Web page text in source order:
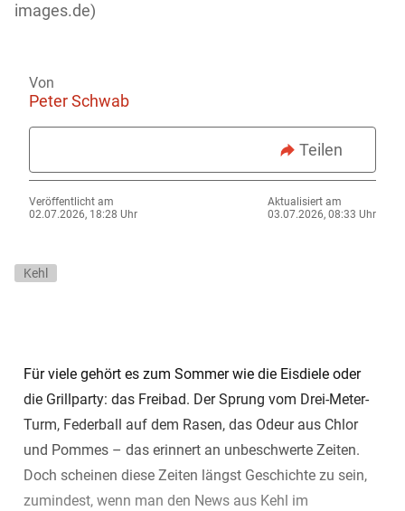
images.de)
Von
Peter Schwab
Teilen
Veröffentlicht am
02.07.2026, 18:28 Uhr
Aktualisiert am
03.07.2026, 08:33 Uhr
Kehl
Für viele gehört es zum Sommer wie die Eisdiele oder
die Grillparty: das Freibad. Der Sprung vom Drei-Meter-
Turm, Federball auf dem Rasen, das Odeur aus Chlor
und Pommes – das erinnert an unbeschwerte Zeiten.
Doch scheinen diese Zeiten längst Geschichte zu sein,
zumindest, wenn man den News aus Kehl im